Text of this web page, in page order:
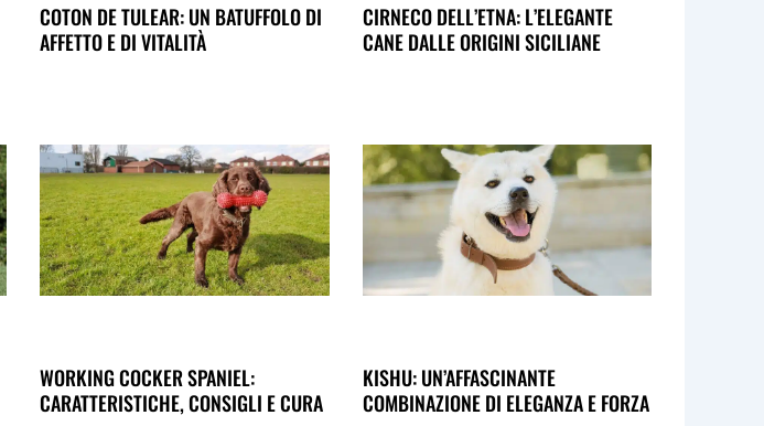
COTON DE TULEAR: UN BATUFFOLO DI
AFFETTO E DI VITALITÀ
CIRNECO DELL’ETNA: L’ELEGANTE
CANE DALLE ORIGINI SICILIANE
WORKING COCKER SPANIEL:
CARATTERISTICHE, CONSIGLI E CURA
KISHU: UN’AFFASCINANTE
COMBINAZIONE DI ELEGANZA E FORZA